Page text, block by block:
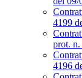
4199
prot.
4196